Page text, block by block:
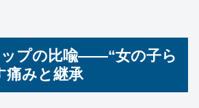
プの比喩——“女の子ら
痛みと継承